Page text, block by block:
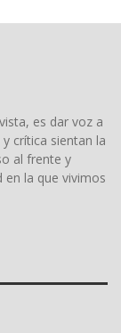
es dar voz a
crítica sientan la
al frente y
en la que vivimos